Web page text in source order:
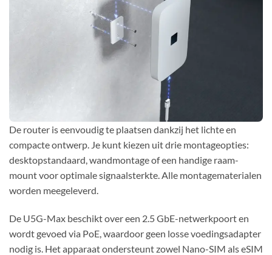
De router is eenvoudig te plaatsen dankzij het lichte en
compacte ontwerp. Je kunt kiezen uit drie montageopties:
desktopstandaard, wandmontage of een handige raam-
mount voor optimale signaalsterkte. Alle montagematerialen
worden meegeleverd.
De U5G-Max beschikt over een 2.5 GbE-netwerkpoort en
wordt gevoed via PoE, waardoor geen losse voedingsadapter
nodig is. Het apparaat ondersteunt zowel Nano-SIM als eSIM